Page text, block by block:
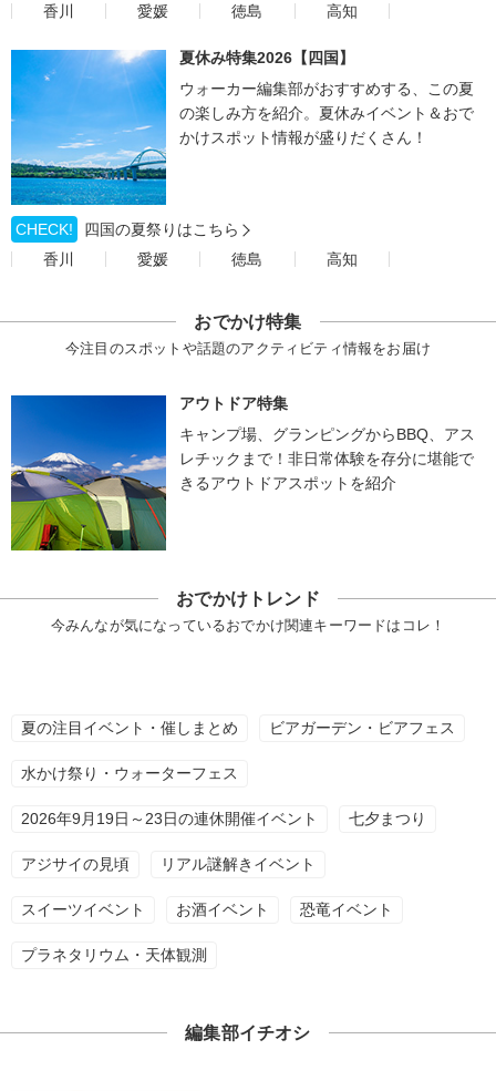
香川
愛媛 徳島 高知
夏休み特集2026【四国】
ウォーカー編集部がおすすめする、この夏
の楽しみ方を紹介。夏休みイベント＆おで
かけスポット情報が盛りだくさん！
CHECK!
四国の夏祭りはこちら
香川
愛媛 徳島 高知
おでかけ特集
今注目のスポットや話題のアクティビティ情報をお届け
アウトドア特集
キャンプ場、グランピングからBBQ、アス
レチックまで！非日常体験を存分に堪能で
きるアウトドアスポットを紹介
おでかけトレンド
今みんなが気になっているおでかけ関連キーワードはコレ！
夏の注目イベント・催しまとめ ビアガーデン・ビアフェス
水かけ祭り・ウォーターフェス
2026年9月19日～23日の連休開催イベント 七夕まつり
アジサイの見頃 リアル謎解きイベント
スイーツイベント お酒イベント 恐竜イベント
プラネタリウム・天体観測
編集部イチオシ